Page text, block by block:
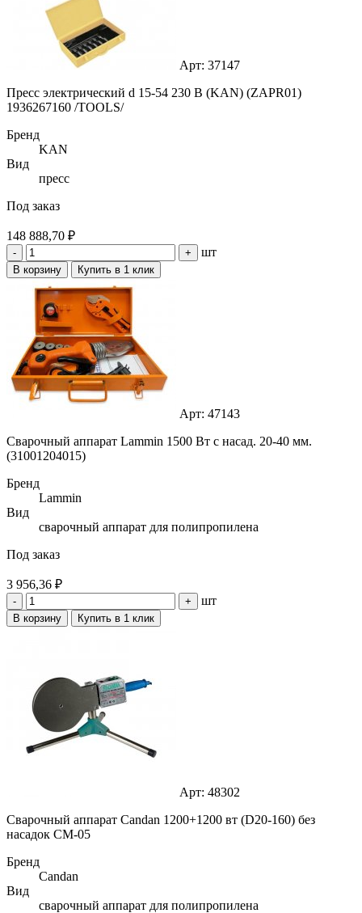
Арт: 37147
Пресс электрический d 15-54 230 B (KAN) (ZAPR01)
1936267160 /TOOLS/
Бренд
KAN
Вид
пресс
Под заказ
148 888,70 ₽
- + шт
В корзину Купить в 1 клик
Арт: 47143
Сварочный аппарат Lammin 1500 Вт с насад. 20-40 мм.
(31001204015)
Бренд
Lammin
Вид
сварочный аппарат для полипропилена
Под заказ
3 956,36 ₽
- + шт
В корзину Купить в 1 клик
Арт: 48302
Сварочный аппарат Candan 1200+1200 вт (D20-160) без
насадок СМ-05
Бренд
Candan
Вид
сварочный аппарат для полипропилена